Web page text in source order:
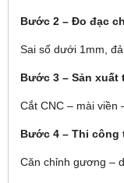
Bước 2 – Đo đạc
Sai số dưới 1mm,
Bước 3 – Sản xuất
Cắt CNC – mài viền
Bước 4 – Thi công
Căn chỉnh gương –